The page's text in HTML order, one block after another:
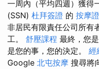
一周內（平均四週）獲得
(SSN) 杜拜簽證 的 按摩
非居民有限責任公司所有
工。 舒壓課程 最終，您
是您的事，您的決定。 經
Google 北屯按摩 搜尋將